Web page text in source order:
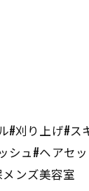
刈り上げ#
ュ#ヘアセ
ンズ美容室